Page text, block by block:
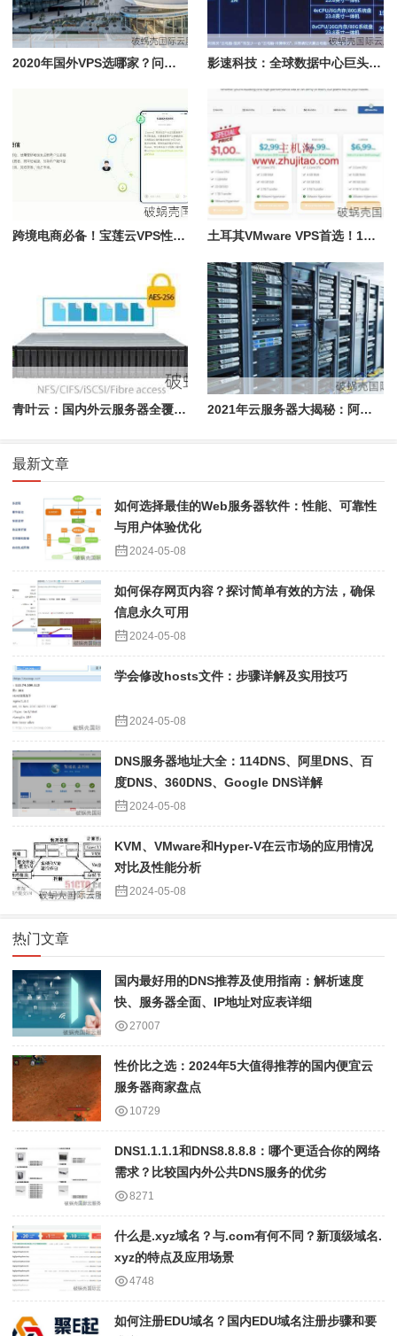
2020年国外VPS选哪家？问答揭秘，教你如何挑选最适合自己的VPS 影速科技：全球数据中心巨头，年付83折优惠码大揭秘
跨境电商必备！宝莲云VPS性价比超高，配置2核1G仅56元/月 土耳其VMware VPS首选！1核2GB只需$12.56/年，性价比炸裂
青叶云：国内外云服务器全覆盖，性能弹性双重保障 2021年云服务器大揭秘：阿里云VS腾讯云，你选谁？
最新文章
如何选择最佳的Web服务器软件：性能、可靠性
与用户体验优化
2024-05-08
如何保存网页内容？探讨简单有效的方法，确保
信息永久可用
2024-05-08
学会修改hosts文件：步骤详解及实用技巧
2024-05-08
DNS服务器地址大全：114DNS、阿里DNS、百
度DNS、360DNS、Google DNS详解
2024-05-08
KVM、VMware和Hyper-V在云市场的应用情况
对比及性能分析
2024-05-08
热门文章
国内最好用的DNS推荐及使用指南：解析速度
快、服务器全面、IP地址对应表详细
27007
性价比之选：2024年5大值得推荐的国内便宜云
服务器商家盘点
10729
DNS1.1.1.1和DNS8.8.8.8：哪个更适合你的网络
需求？比较国内外公共DNS服务的优劣
8271
什么是.xyz域名？与.com有何不同？新顶级域名.
xyz的特点及应用场景
4748
如何注册EDU域名？国内EDU域名注册步骤和要